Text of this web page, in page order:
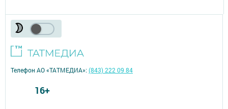
Телефон АО «ТАТМЕДИА»:(843) 222 09 84
16+